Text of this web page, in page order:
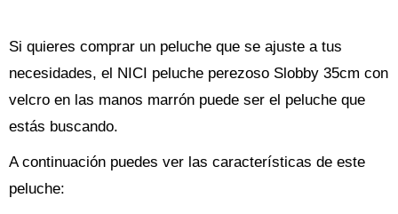
Si quieres comprar un peluche que se ajuste a tus
necesidades, el NICI peluche perezoso Slobby 35cm con
velcro en las manos marrón puede ser el peluche que
estás buscando.
A continuación puedes ver las características de este
peluche: